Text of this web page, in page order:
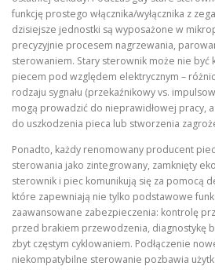
funkcję prostego włącznika/wyłącznika z
dzisiejsze jednostki są wyposażone w
precyzyjnie procesem nagrzewania,
sterowaniem. Stary sterownik może nie być
piecem pod względem elektrycznym –
rodzaju sygnału (przekaźnikowy vs.
mogą prowadzić do nieprawidłowej pracy,
do uszkodzenia pieca lub stworzenia
Ponadto, każdy renomowany producent
sterowania jako zintegrowany, zamknięty
sterownik i piec komunikują się za pomocą
które zapewniają nie tylko podstawowe
zaawansowane zabezpieczenia: kontrolę
przed brakiem przewodzenia, diagnostykę
zbyt częstym cyklowaniem. Podłączenie
niekompatybilne sterowanie pozbawia